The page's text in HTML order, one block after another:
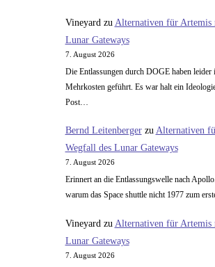
Vineyard zu Alternativen für Artemis
Lunar Gateways
7. August 2026
Die Entlassungen durch DOGE haben leider
Mehrkosten geführt. Es war halt ein
Post…
Bernd Leitenbergerzu Alternativen
Wegfall des Lunar Gateways
7. August 2026
Erinnert an die Entlassungswelle nach
warum das Space shuttle nicht 1977 zum
Vineyard zu Alternativen für Artemis
Lunar Gateways
7. August 2026